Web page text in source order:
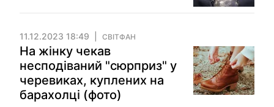
11.12.2023 18:49 СВІТФАН
На жінку чекав
несподіваний "сюрприз" у
черевиках, куплених на
барахолці (фото)